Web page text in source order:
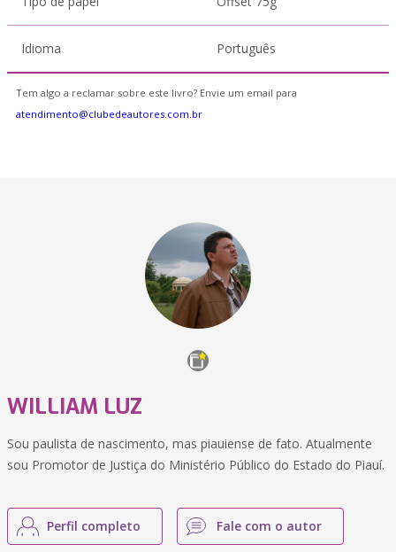
Idioma Português
Tem algo a reclamar sobre este livro? Envie um email para
atendimento@clubedeautores.com.br
WILLIAM LUZ
Sou paulista de nascimento, mas piauiense de fato. Atualmente
sou Promotor de Justiça do Ministério Público do Estado do Piauí.
Perfil completo Fale com o autor